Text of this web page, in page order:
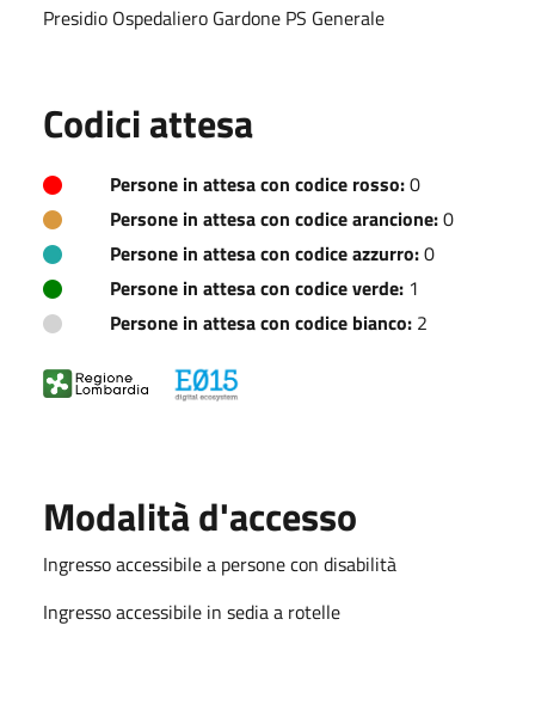
Presidio Ospedaliero Gardone PS Generale
Codici attesa
Persone in attesa con codice rosso:0
Persone in attesa con codice arancione:0
Persone in attesa con codice azzurro:0
Persone in attesa con codice verde: 1
Persone in attesa con codice bianco: 2
Modalità d'accesso
Ingresso accessibile a persone con disabilità
Ingresso accessibile in sedia a rotelle